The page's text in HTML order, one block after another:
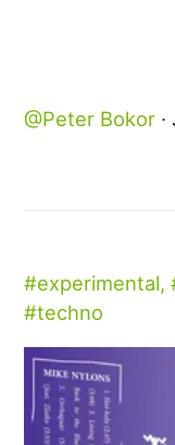
Peter Bokor
experimental,
techno